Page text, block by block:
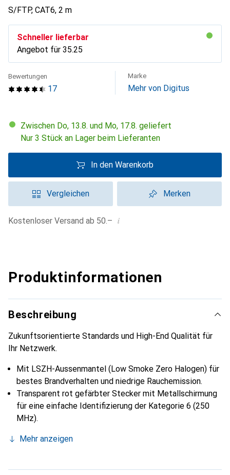
S/FTP, CAT6, 2 m
Schneller lieferbar
Angebot für CHF
35.25
17
Bewertungen Marke
Mehr von Digitus
Zwischen Do, 13.8. und Mo, 17.8. geliefert
Nur 3 Stück an Lager beim Lieferanten
In den Warenkorb
Vergleichen Merken
Kostenloser Versand ab 50.– i
Produktinformationen
Beschreibung
Zukunftsorientierte Standards und High-End Qualität für
Ihr Netzwerk.
Mit LSZH-Aussenmantel (Low Smoke Zero Halogen) für
bestes Brandverhalten und niedrige Rauchemission.
Transparent rot gefärbter Stecker mit Metallschirmung
für eine einfache Identifizierung der Kategorie 6 (250
MHz).
Mehr anzeigen